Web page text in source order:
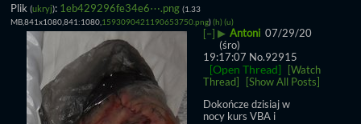
Plik (ukryj): 1eb429296fe34e6⋯.png (1.33
MB,841x1080,841:1080, 1593090421190653750.png)(h)(u)
[–] ▶ Antoni 07/29/20
(śro)
19:17:07 No.92915
[Open Thread]
[Watch
Thread]
[Show All Posts]
Dokończe dzisiaj w
nocy kurs VBA i